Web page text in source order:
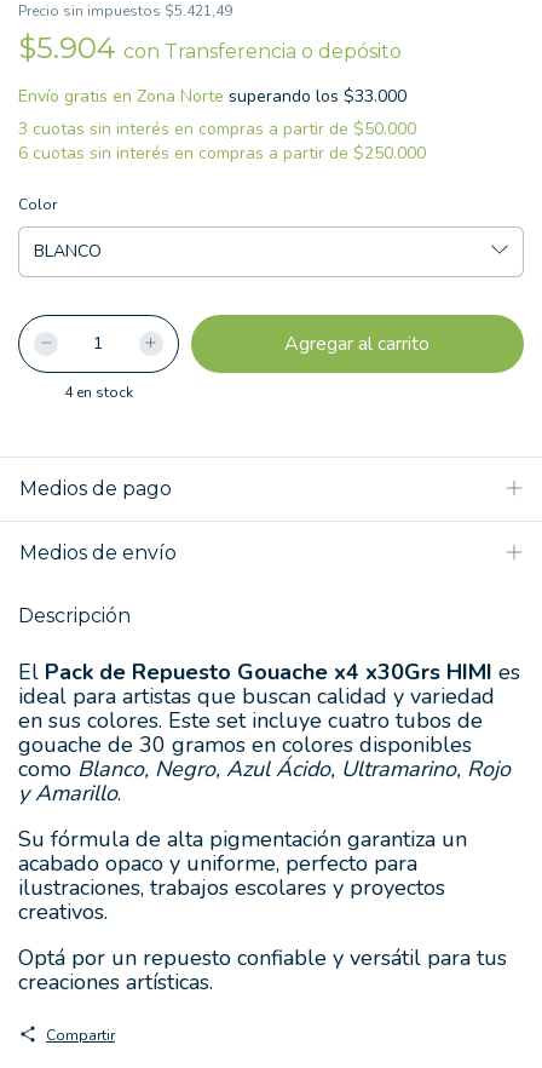
Precio sin impuestos $5.421,49
$5.904 con Transferencia o depósito
Envío gratis
superando los
Color
4en stock
Medios de pago
Medios de envío
Descripción
El Pack de Repuesto Gouache x4 x30Grs HIMI es
ideal para artistas que buscan calidad y variedad
en sus colores. Este set incluye cuatro tubos de
gouache de 30 gramos en colores disponibles
como Blanco, Negro, Azul Ácido, Ultramarino, Rojo
y Amarillo.
Su fórmula de alta pigmentación garantiza un
acabado opaco y uniforme, perfecto para
ilustraciones, trabajos escolares y proyectos
creativos.
Optá por un repuesto confiable y versátil para tus
creaciones artísticas.
Compartir